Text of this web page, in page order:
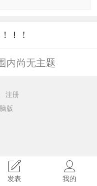
！！
内尚无主题
注册
版
发表 我的